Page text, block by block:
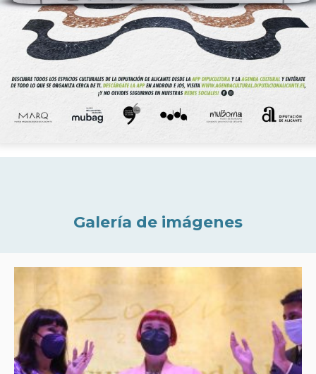
Galería de imágenes